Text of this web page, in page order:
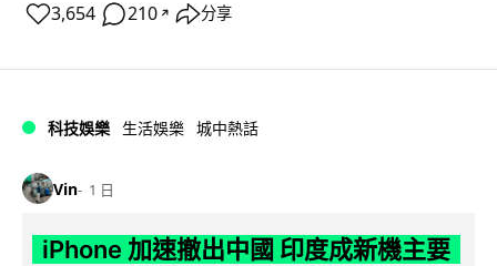
3,654 210 ↗ 分享
科技娛樂 生活娛樂 城中熱話
Vin 1 日
iPhone 加速撤出中國 印度成新機主要